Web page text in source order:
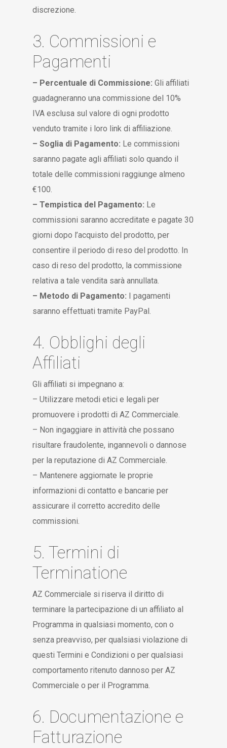
discrezione.
3. Commissioni e
Pagamenti
– Percentuale di Commissione: Gli affiliati
guadagneranno una commissione del 10%
IVA esclusa sul valore di ogni prodotto
venduto tramite i loro link di affiliazione.
– Soglia di Pagamento: Le commissioni
saranno pagate agli affiliati solo quando il
totale delle commissioni raggiunge almeno
€100.
– Tempistica del Pagamento: Le
commissioni saranno accreditate e pagate 30
giorni dopo l’acquisto del prodotto, per
consentire il periodo di reso del prodotto. In
caso di reso del prodotto, la commissione
relativa a tale vendita sarà annullata.
– Metodo di Pagamento: I pagamenti
saranno effettuati tramite PayPal.
4. Obblighi degli
Affiliati
Gli affiliati si impegnano a:
– Utilizzare metodi etici e legali per
promuovere i prodotti di AZ Commerciale.
– Non ingaggiare in attività che possano
risultare fraudolente, ingannevoli o dannose
per la reputazione di AZ Commerciale.
– Mantenere aggiornate le proprie
informazioni di contatto e bancarie per
assicurare il corretto accredito delle
commissioni.
5. Termini di
Terminatione
AZ Commerciale si riserva il diritto di
terminare la partecipazione di un affiliato al
Programma in qualsiasi momento, con o
senza preavviso, per qualsiasi violazione di
questi Termini e Condizioni o per qualsiasi
comportamento ritenuto dannoso per AZ
Commerciale o per il Programma.
6. Documentazione e
Fatturazione